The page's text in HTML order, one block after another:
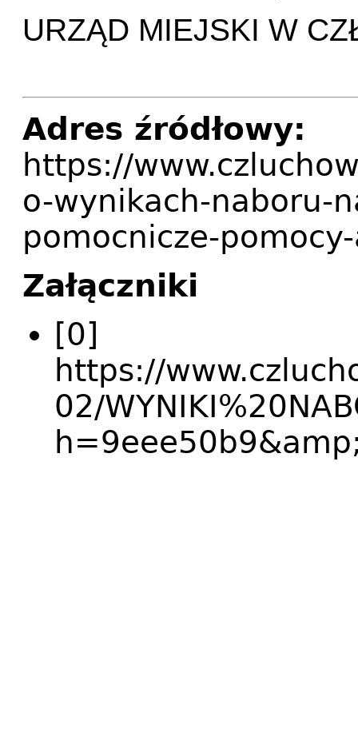
URZĄD MIEJSKI W
Adres źródłowy:
https://
o-wynikach-naboru-
pomocnicze-
Załączniki
[0]
https://
02/